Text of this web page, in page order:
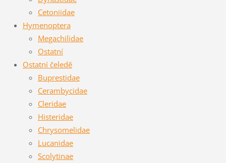
Cetoniidae
Hymenoptera
Megachilidae
Ostatní
Ostatní čeledě
Buprestidae
Cerambycidae
Cleridae
Histeridae
Chrysomelidae
Lucanidae
Scolytinae